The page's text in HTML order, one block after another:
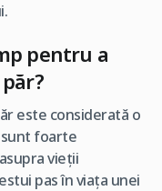
pentru a
este considerată o
foarte
vieții
pas în viața unei